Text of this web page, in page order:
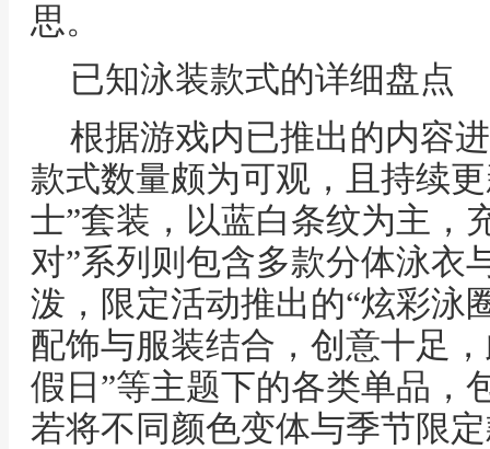
思。
已知泳装款式的详细盘点
根据游戏内已推出的内容
款式数量颇为可观，且持续
士”套装，以蓝白条纹为主，
对”系列则包含多款分体泳衣
泼，限定活动推出的“炫彩泳
配饰与服装结合，创意十足
假日”等主题下的各类单品，
若将不同颜色变体与季节限